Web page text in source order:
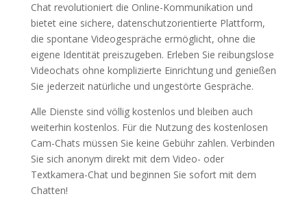
Chat revolutioniert die Online-Kommunikation und
bietet eine sichere, datenschutzorientierte Plattform,
die spontane Videogespräche ermöglicht, ohne die
eigene Identität preiszugeben. Erleben Sie reibungslose
Videochats ohne komplizierte Einrichtung und genießen
Sie jederzeit natürliche und ungestörte Gespräche.
Alle Dienste sind völlig kostenlos und bleiben auch
weiterhin kostenlos. Für die Nutzung des kostenlosen
Cam-Chats müssen Sie keine Gebühr zahlen. Verbinden
Sie sich anonym direkt mit dem Video- oder
Textkamera-Chat und beginnen Sie sofort mit dem
Chatten!